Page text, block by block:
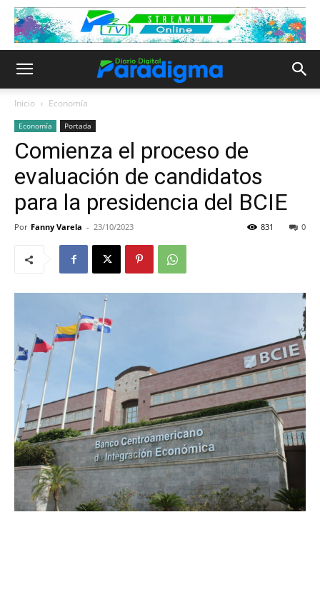
Inicio Economía
Economía Portada
Comienza el proceso de
evaluación de candidatos
para la presidencia del BCIE
Por Fanny Varela - 23/10/2023 0
831